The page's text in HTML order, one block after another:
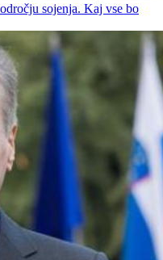
sojenja. Kaj vse bo